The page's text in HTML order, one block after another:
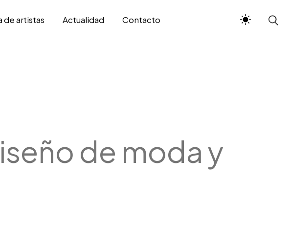
de artistas Actualidad Contacto
de moda y